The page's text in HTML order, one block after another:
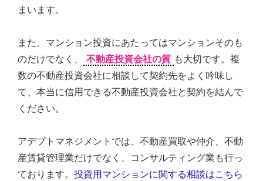
まいます。
また、マンション投資にあたってはマンションそのも
のだけでなく、
不動産投資会社の質 も大切です。複
数の不動産投資会社に相談して契約先をよく吟味し
て、本当に信用できる不動産投資会社と契約を結んで
ください。
アデプトマネジメントでは、不動産買取や仲介、不動
産賃貸管理業だけでなく、コンサルティング業も行っ
ております。投資用マンションに関する相談はこちら